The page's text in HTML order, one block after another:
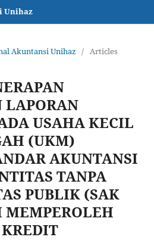
Unihaz
Akuntansi Unihaz / Articles
LAPORAN
USAHA KECIL
(UKM)
AKUNTANSI
TANPA
PUBLIK (SAK